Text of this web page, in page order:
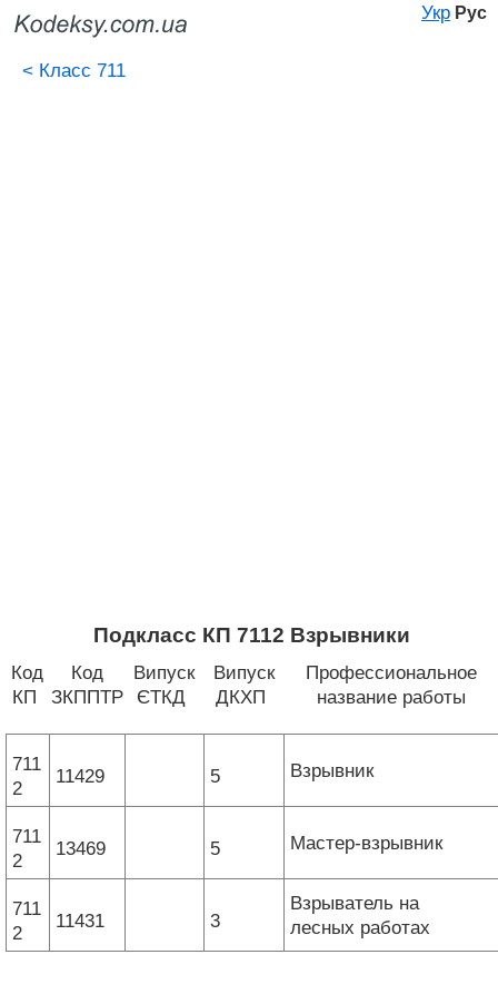
Укр Рус
< Класс 711
Подкласс КП 7112 Взрывники
Код
КП
Код
ЗКППТР
Випуск
ЄТКД
Випуск
ДКХП
Профессиональное
название работы
711
2
11429 5 Взрывник
711
2
13469 5 Мастер-взрывник
711
2
11431 3
Взрыватель на
лесных работах